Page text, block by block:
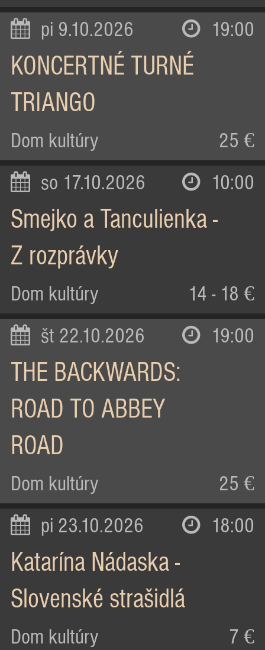
pi 9.10.2026 19:00
KONCERTNÉ TURNÉ
TRIANGO
Dom kultúry 25 €
so 17.10.2026 10:00
Smejko a Tanculienka -
Z rozprávky
Dom kultúry 14 - 18 €
št 22.10.2026 19:00
THE BACKWARDS:
ROAD TO ABBEY
ROAD
Dom kultúry 25 €
pi 23.10.2026 18:00
Katarína Nádaska -
Slovenské strašidlá
Dom kultúry 7 €